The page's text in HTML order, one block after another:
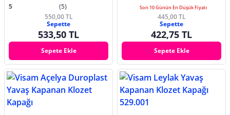
5
(5)
550,00 TL
Sepette
533,50 TL
Sepete Ekle
Son 10 Günün En Düşük Fiyatı
445,00 TL
Sepette
422,75 TL
Sepete Ekle